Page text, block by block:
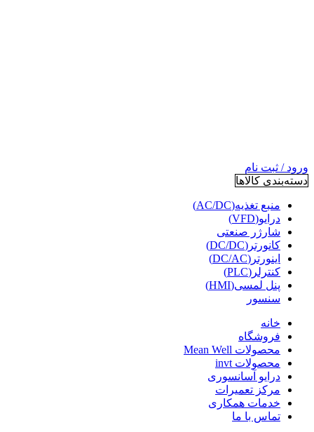
ورود / ثبت نام
دسته‌بندی کالاها
منبع تغذیه(AC/DC)
درایو(VFD)
شارژر صنعتی
کانورتر(DC/DC)
اینورتر(DC/AC)
کنترلر(PLC)
پنل لمسی(HMI)
سنسور
خانه
فروشگاه
محصولات Mean Well
محصولات invt
درایو آسانسوری
مرکز تعمیرات
خدمات همکاری
تماس با ما